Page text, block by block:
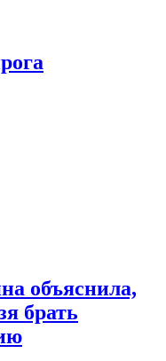
объяснила,
брать